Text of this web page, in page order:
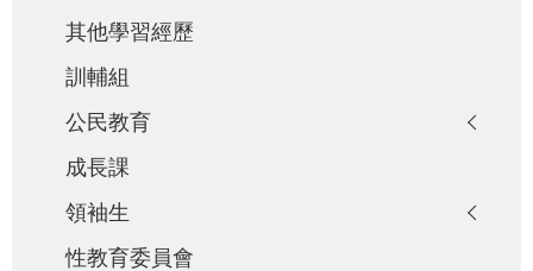
其他學習經歷
訓輔組
公民教育
成長課
領袖生
性教育委員會